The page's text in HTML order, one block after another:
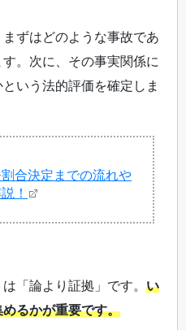
ずはどのような事故であ
。次に、その事実関係に
いう法的評価を確定しま
合決定までの流れや
！
「論より証拠」です。 い
るかが重要です。